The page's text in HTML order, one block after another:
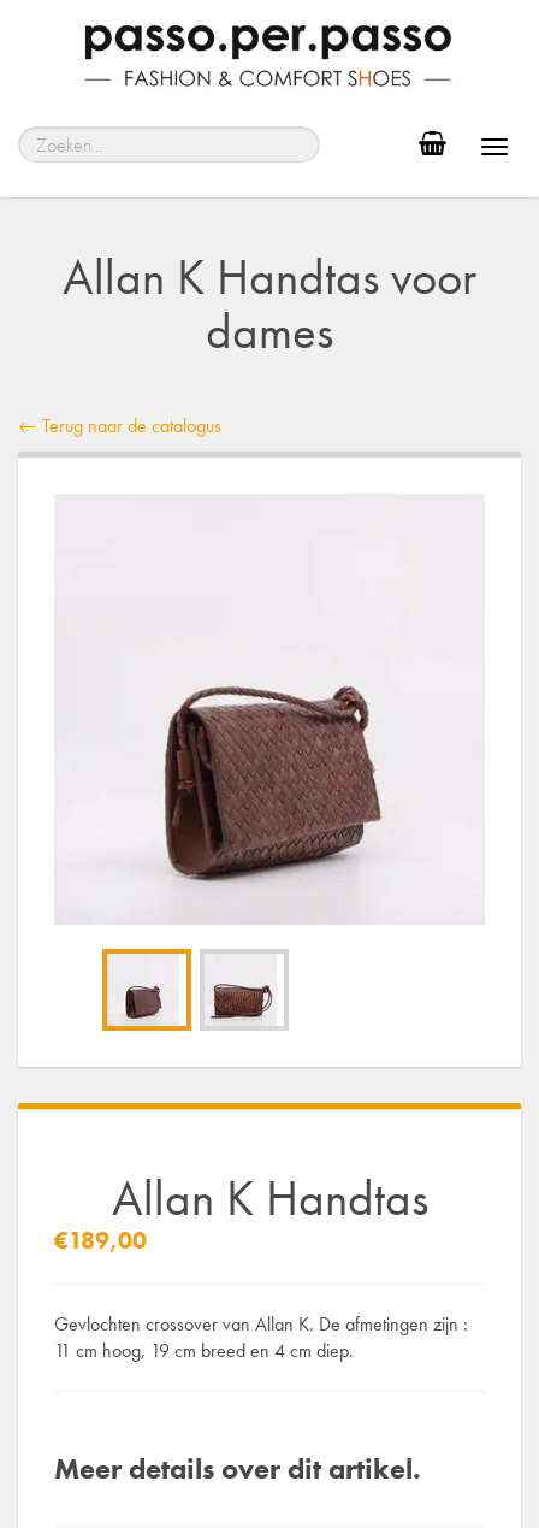
Allan K Handtas voor
dames
← Terug naar de catalogus
Allan K Handtas
€189,00
Gevlochten crossover van Allan K. De afmetingen zijn :
11 cm hoog, 19 cm breed en 4 cm diep.
Meer details over dit artikel.